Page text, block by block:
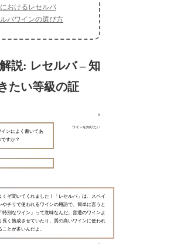
おけるレセルバ
バワインの選び方
説: レセルバ – 知
たい等級の証
ワインを知りたい
ンによく書いてあ
すか？
くぞ聞いてくれました！「レセルバ」は、スペイ
やチリで使われるワインの用語で、簡単に言うと
「特別なワイン」って意味なんだ。普通のワインよ
長く熟成させていたり、質の高いワインに使われ
ことが多いんだよ。